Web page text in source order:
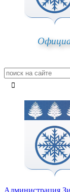
Администрация